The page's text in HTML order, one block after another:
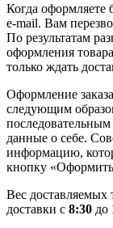
Когда
e-mail. Вам
По результатам
оформления
только ждать
Оформление
следующим
данные о себе.
информацию,
кнопку «Оформить
Вес доставляемых
доставки с 8:30 до